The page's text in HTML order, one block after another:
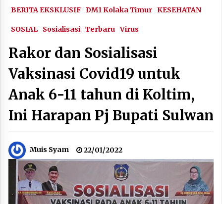
BERITA EKSKLUSIF DM1 Kolaka Timur KESEHATAN
SOSIAL Sosialisasi Terbaru Virus
Rakor dan Sosialisasi
Vaksinasi Covid19 untuk
Anak 6-11 tahun di Koltim,
Ini Harapan Pj Bupati Sulwan
Muis Syam 22/01/2022